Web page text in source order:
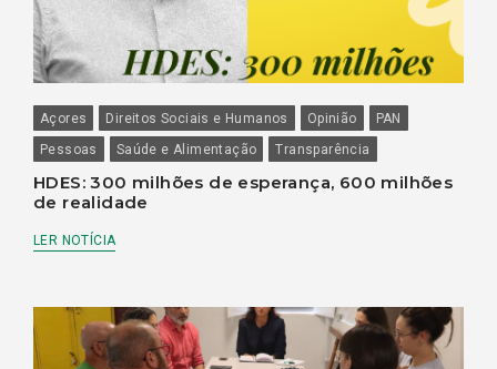
Açores Direitos Sociais e Humanos Opinião
PAN
Pessoas
Saúde e Alimentação Transparência
HDES: 300 milhões de esperança, 600 milhões
de realidade
LER NOTÍCIA